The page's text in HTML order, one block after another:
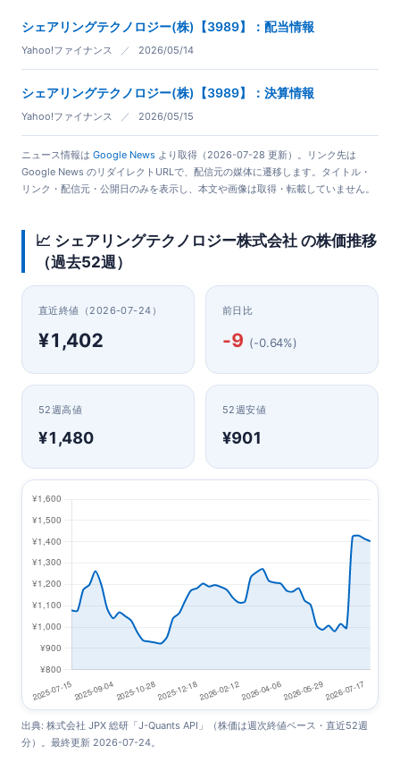
シェアリングテクノロジー(株)【3989】：配当情報
Yahoo!ファイナンス ／ 2026/05/14
シェアリングテクノロジー(株)【3989】：決算情報
Yahoo!ファイナンス ／ 2026/05/15
ニュース情報は Google News より取得（2026-07-28 更新）。リンク先は
Google News のリダイレクトURLで、配信元の媒体に遷移します。タイトル・
リンク・配信元・公開日のみを表示し、本文や画像は取得・転載していません。
📈 シェアリングテクノロジー株式会社 の株価推移
（過去52週）
直近終値（2026-07-24）
¥1,402
前日比
-9 (-0.64%)
52週高値
¥1,480
52週安値
¥901
出典: 株式会社 JPX 総研「J-Quants API」（株価は週次終値ベース・直近52週
分）。最終更新 2026-07-24。